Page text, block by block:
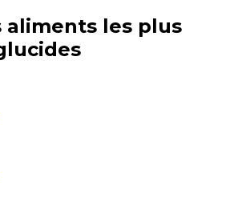
aliments les plus